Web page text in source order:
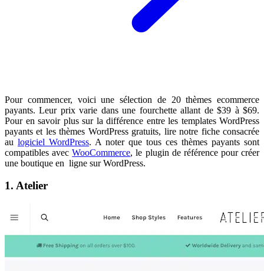
Pour commencer, voici une sélection de 20 thèmes ecommerce
payants. Leur prix varie dans une fourchette allant de $39 à $69.
Pour en savoir plus sur la différence entre les templates WordPress
payants et les thèmes WordPress gratuits, lire notre fiche consacrée
au logiciel WordPress. A noter que tous ces thèmes payants sont
compatibles avecWooCommerce, le plugin de référence pour créer
une boutique en ligne sur WordPress.
1. Atelier